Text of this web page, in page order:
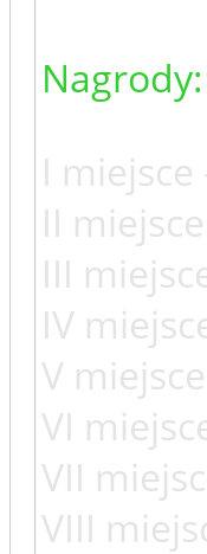
Nagrody:
I miejsce
II
III
IV
V
VI
VII
VIII